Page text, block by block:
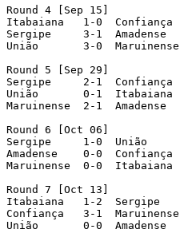
Round 4 [Sep 15]
Itabaiana   1-0  Confiança
Sergipe     3-1  Amadense
União       3-0  Maruinense
Round 5 [Sep 29]
Sergipe     2-1  Confiança
União       0-1  Itabaiana
Maruinense  2-1  Amadense
Round 6 [Oct 06]
Sergipe     1-0  União
Amadense    0-0  Confiança
Maruinense  0-0  Itabaiana
Round 7 [Oct 13]
Itabaiana   1-2  Sergipe
Confiança   3-1  Maruinense
União       0-0  Amadense